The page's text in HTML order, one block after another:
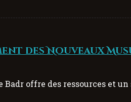
des Nouveaux
Badr offre des ressources et